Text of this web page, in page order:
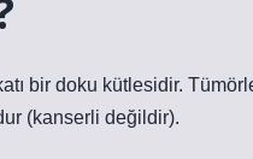
bir doku kütlesidir.
(kanserli değildir).